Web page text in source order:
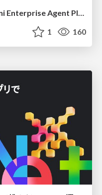
AI ネイティブな組織に Gemini Enterprise Agent Platform がなぜ必要なのか
1 160